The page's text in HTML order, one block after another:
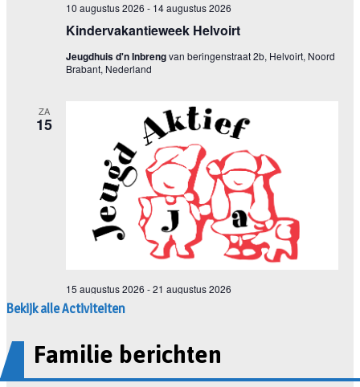
Bekijk alle Activiteiten
Familie berichten